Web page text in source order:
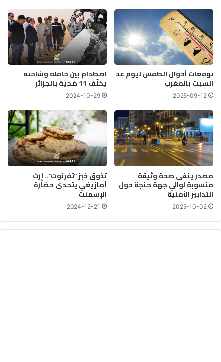
توقعات أحوال الطقس ليوم غد
السبت بالمغرب
2025-09-12
اصطدام بين حافلة وشاحنة
يخلّف 11 ضحية بالجزائر
2024-10-29
مصدر ينفي صحة وثيقة
منسوبة لوالي جهة طنجة حول
التدابير الأمنية
2025-10-02
تذوق خبز “تفرنوت”.. إرث
أمازيغي يتحدى حضارة
الإسمنت
2024-12-21